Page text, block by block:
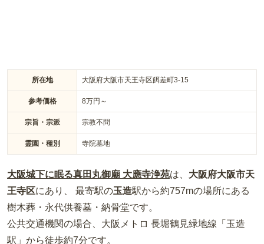
所在地 大阪府大阪市天王寺区餌差町3-15
参考価格 8万円～
宗旨・宗派 宗教不問
霊園・種別 寺院墓地
大阪城下に眠る真田丸御廟 大應寺浄苑は、 大阪府大阪市天
王寺区にあり、 最寄駅の玉造駅から約757mの場所にある
樹木葬・永代供養墓・納骨堂です。
公共交通機関の場合 、大阪メトロ 長堀鶴見緑地線「玉造
駅」から徒歩約7分です。